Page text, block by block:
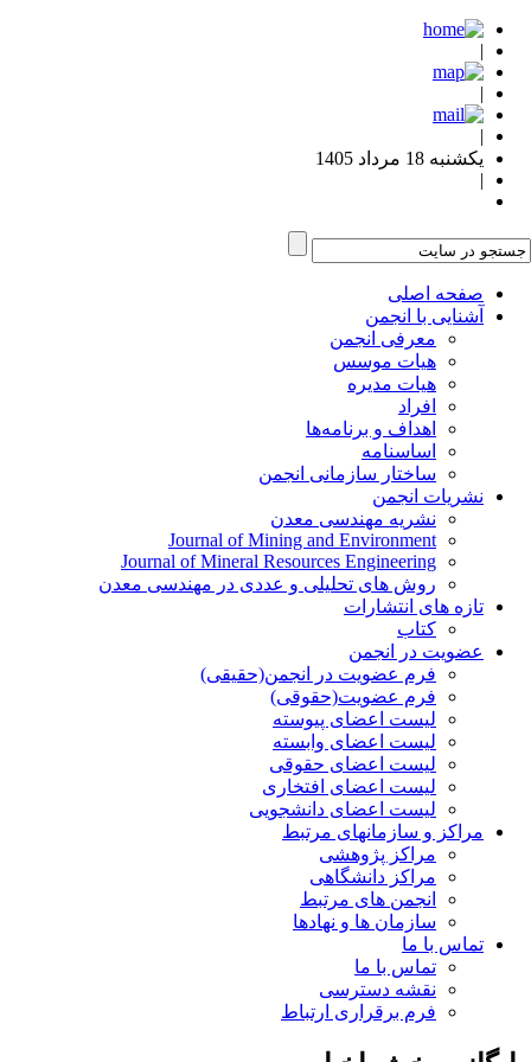
یکشنبه 18 مرداد 1405
صفحه اصلی
آشنایی با انجمن
معرفی انجمن
هیات موسس
هیات مدیره
افراد
اهداف و برنامه‌ها
اساسنامه
ساختار سازمانی انجمن
نشریات انجمن
نشریه مهندسی معدن
Journal of Mining and Environment
Journal of Mineral Resources Engineering
روش های تحلیلی و عددی در مهندسی معدن
تازه های انتشارات
کتاب
عضویت در انجمن
فرم عضویت در انجمن(حقیقی)
فرم عضویت(حقوقی)
لیست اعضای پیوسته
لیست اعضای وابسته
لیست اعضای حقوقی
لیست اعضای افتخاری
لیست اعضای دانشجویی
مراکز و سازمانهای مرتبط
مراکز پژوهشی
مراکز دانشگاهی
انجمن های مرتبط
سازمان ها و نهادها
تماس با ما
تماس با ما
نقشه دسترسی
فرم برقراری ارتباط